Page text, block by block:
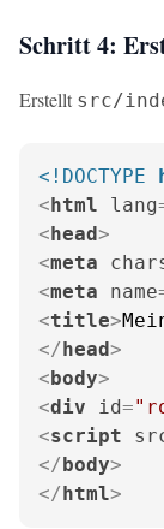
Schritt 4:
Erstellt src/
<!DOCTYPE
<html lang
<head>
<meta
<meta name
<title>
</head>
<body>
<div id=
<script
</body>
</html>